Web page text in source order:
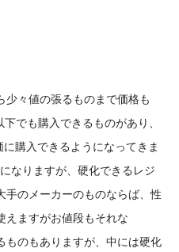
々値の張るものまで価格も
でも購入できるものがあり、
購入できるようになってきま
なりますが、硬化できるレジ
手のメーカーのものならば、性
えますがお値段もそれな
ものもありますが、中には硬化